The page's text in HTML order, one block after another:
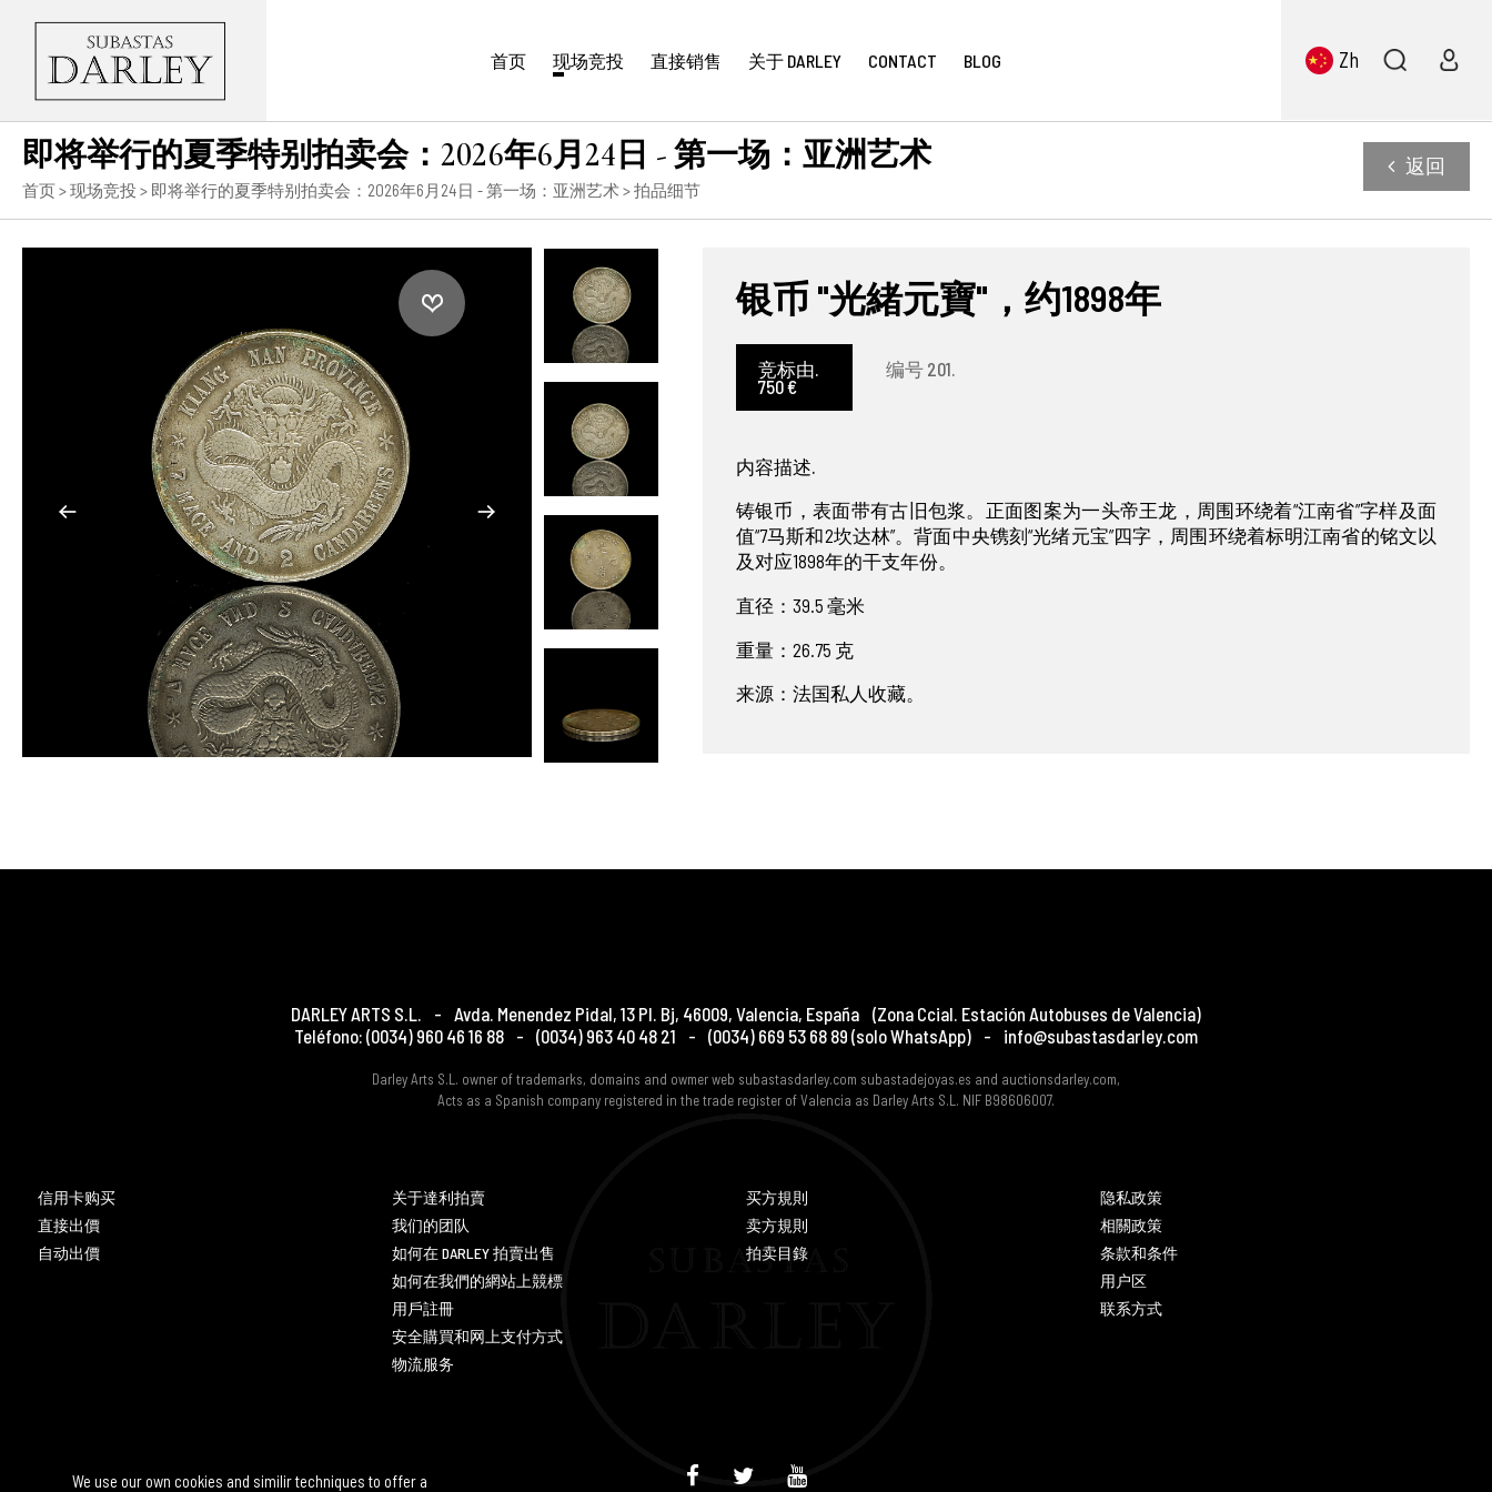
We use our own cookies and similir techniques to offer a
首页 现场竞投 直接销售 关于 DARLEY CONTACT BLOG Zh
即将举行的夏季特别拍卖会：2026年6月24日 - 第一场：亚洲艺术
首页>现场竞投> 即将举行的夏季特别拍卖会：2026年6月24日 - 第一场：亚洲艺术> 拍品细节
返回
银币 "光緒元寶"，约1898年
竞标由.
750 €
编号 201.
内容描述.
铸银币，表面带有古旧包浆。正面图案为一头帝王龙，周围环绕着“江南省”字样及面
值“7马斯和2坎达林”。背面中央镌刻“光绪元宝”四字，周围环绕着标明江南省的铭文以
及对应1898年的干支年份。
直径：39.5 毫米
重量：26.75 克
来源：法国私人收藏。
DARLEY ARTS S.L. - Avda. Menendez Pidal, 13 Pl. Bj, 46009, Valencia, España (Zona Ccial. Estación Autobuses de Valencia)
Teléfono: (0034) 960 46 16 88 - (0034) 963 40 48 21 - (0034) 669 53 68 89 (solo WhatsApp) - info@subastasdarley.com
Darley Arts S.L. owner of trademarks, domains and owmer web subastasdarley.com subastadejoyas.es and auctionsdarley.com,
Acts as a Spanish company registered in the trade register of Valencia as Darley Arts S.L. NIF B98606007.
信用卡购买
直接出價
自动出價
关于達利拍賣
我们的团队
如何在 DARLEY 拍賣出售
如何在我們的網站上競標
用戶註冊
安全購買和网上支付方式
物流服务
买方規則
卖方規則
拍卖目錄
隐私政策
相關政策
条款和条件
用户区
联系方式